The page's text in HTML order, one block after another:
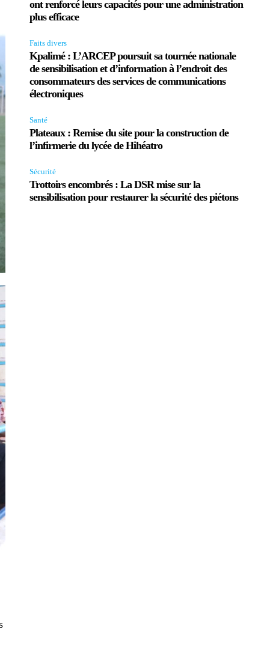
ont renforcé leurs capacités pour une administration
plus efficace
Faits divers
Kpalimé : L’ARCEP poursuit sa tournée nationale
de sensibilisation et d’information à l’endroit des
consommateurs des services de communications
électroniques
Santé
Plateaux : Remise du site pour la construction de
l’infirmerie du lycée de Hihéatro
Sécurité
Trottoirs encombrés : La DSR mise sur la
sensibilisation pour restaurer la sécurité des piétons